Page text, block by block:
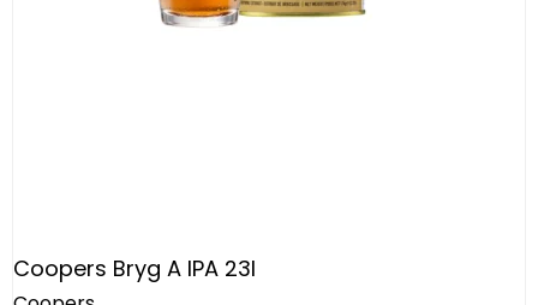
Coopers Bryg A IPA 23l